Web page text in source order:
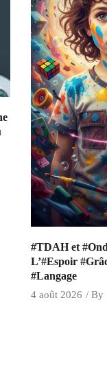
#TDAH et
L’#Espoir
#Langage
4 août 2026 By